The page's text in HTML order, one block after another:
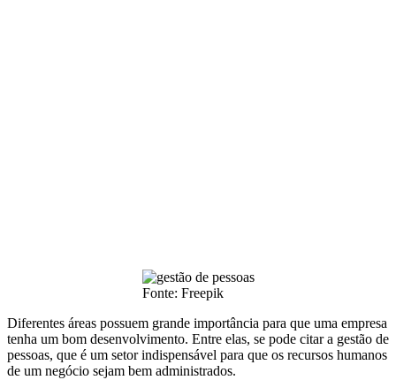
Fonte: Freepik
Diferentes áreas possuem grande importância para que uma empresa
tenha um bom desenvolvimento. Entre elas, se pode citar a gestão de
pessoas, que é um setor indispensável para que os recursos humanos
de um negócio sejam bem administrados.